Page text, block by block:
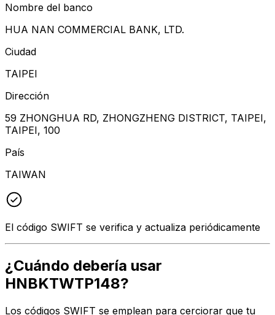
Nombre del banco
HUA NAN COMMERCIAL BANK, LTD.
Ciudad
TAIPEI
Dirección
59 ZHONGHUA RD, ZHONGZHENG DISTRICT, TAIPEI,
TAIPEI, 100
País
TAIWAN
El código SWIFT se verifica y actualiza periódicamente
¿Cuándo debería usar
HNBKTWTP148?
Los códigos SWIFT se emplean para cerciorar que tu